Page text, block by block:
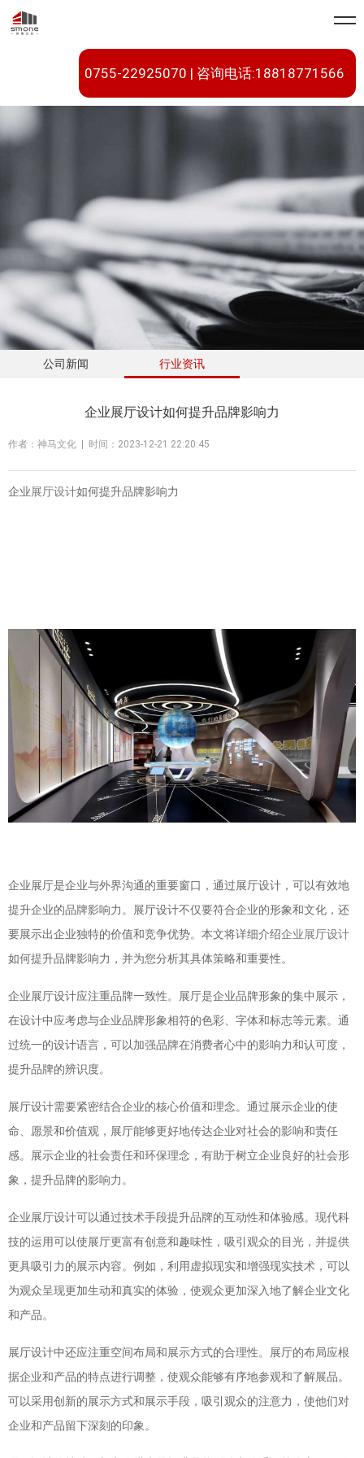
0755-22925070 | 咨询电话:18818771566
公司新闻 行业资讯
企业展厅设计如何提升品牌影响力
作者：神马文化 | 时间：2023-12-21 22:20:45
企业展厅设计如何提升品牌影响力
企业展厅是企业与外界沟通的重要窗口，通过展厅设计，可以有效地
提升企业的品牌影响力。展厅设计不仅要符合企业的形象和文化，还
要展示出企业独特的价值和竞争优势。本文将详细介绍企业展厅设计
如何提升品牌影响力，并为您分析其具体策略和重要性。
企业展厅设计应注重品牌一致性。展厅是企业品牌形象的集中展示，
在设计中应考虑与企业品牌形象相符的色彩、字体和标志等元素。通
过统一的设计语言，可以加强品牌在消费者心中的影响力和认可度，
提升品牌的辨识度。
展厅设计需要紧密结合企业的核心价值和理念。通过展示企业的使
命、愿景和价值观，展厅能够更好地传达企业对社会的影响和责任
感。展示企业的社会责任和环保理念，有助于树立企业良好的社会形
象，提升品牌的影响力。
企业展厅设计可以通过技术手段提升品牌的互动性和体验感。现代科
技的运用可以使展厅更富有创意和趣味性，吸引观众的目光，并提供
更具吸引力的展示内容。例如，利用虚拟现实和增强现实技术，可以
为观众呈现更加生动和真实的体验，使观众更加深入地了解企业文化
和产品。
展厅设计中还应注重空间布局和展示方式的合理性。展厅的布局应根
据企业和产品的特点进行调整，使观众能够有序地参观和了解展品。
可以采用创新的展示方式和展示手段，吸引观众的注意力，使他们对
企业和产品留下深刻的印象。